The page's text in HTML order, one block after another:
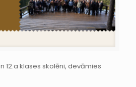
12.a klases skolēni, devāmies